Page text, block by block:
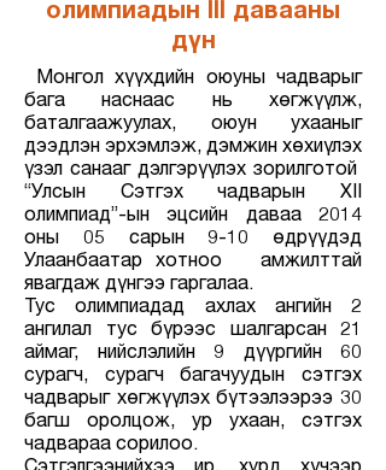
олимпиадын III давааны
дүн
Монгол хүүхдийн оюуны чадварыг
бага наснаас нь хөгжүүлж,
баталгаажуулах, оюун ухааныг
дээдлэн эрхэмлэж, дэмжин хөхиүлэх
үзэл санааг дэлгэрүүлэх зорилготой
“Улсын Сэтгэх чадварын XII
олимпиад”-ын эцсийн даваа 2014
оны 05 сарын 9-10 өдрүүдэд
Улаанбаатар хотноо амжилттай
явагдаж дүнгээ гаргалаа.
Тус олимпиадад ахлах ангийн 2
ангилал тус бүрээс шалгарсан 21
аймаг, нийслэлийн 9 дүүргийн 60
сурагч, сурагч багачуудын сэтгэх
чадварыг хөгжүүлэх бүтээлээрээ 30
багш оролцож, ур ухаан, сэтгэх
чадвараа сорилоо.